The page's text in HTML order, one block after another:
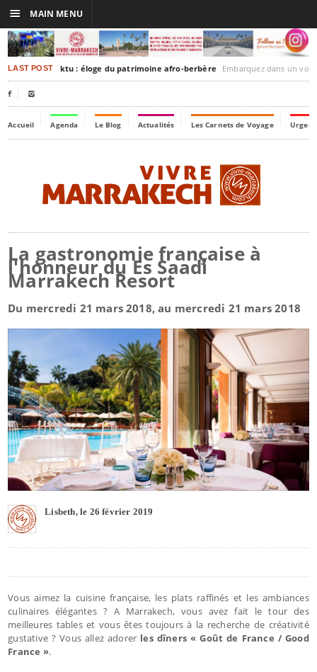
LAST POSTTimbuktu : éloge du patrimoine afro-berbère Embarquez dans un voyage culturel dans le
 
Accueil Agenda Le Blog Actualités Les Carnets de Voyage
La gastronomie française à
l'honneur du Es Saadi
Marrakech Resort
Du mercredi 21 mars 2018, au mercredi 21 mars 2018
Lisbeth, le 26 février 2019
Vous aimez la cuisine française, les plats raffinés et les ambiances
culinaires élégantes ? A Marrakech, vous avez fait le tour des
meilleures tables et vous êtes toujours à la recherche de créativité
gustative ? Vous allez adorer les dîners « Goût de France / Good
France ».
☰ MAIN MENU